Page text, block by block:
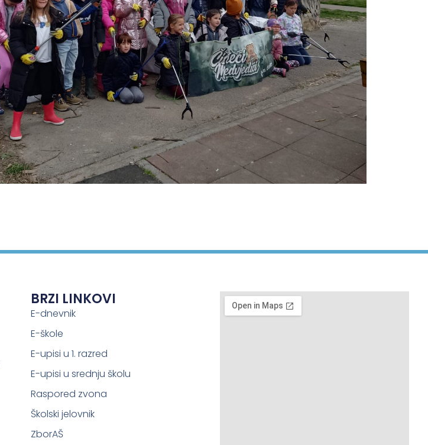
BRZI LINKOVI
E-dnevnik
E-škole
E-upisi u 1. razred
E-upisi u srednju školu
Raspored zvona
Školski jelovnik
ZborAŠ